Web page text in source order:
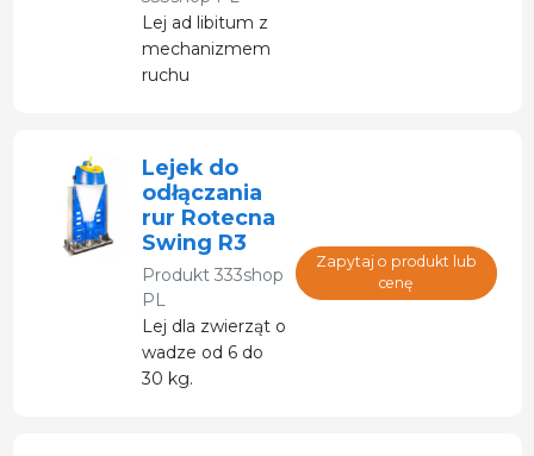
Lej ad libitum z
mechanizmem
ruchu
przepływu.
Prezentowany
egzemplarz
jest rozłożony
na części.
Lejek do
odłączania
rur Rotecna
Swing R3
Produkt 333shop
PL
Lej dla zwierząt o
wadze od 6 do
30 kg.
Zapytaj o produkt lub
cenę